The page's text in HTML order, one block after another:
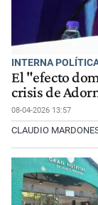
INTERNA
El "efecto
crisis de
08-04-2026 13:57
CLAUDIO